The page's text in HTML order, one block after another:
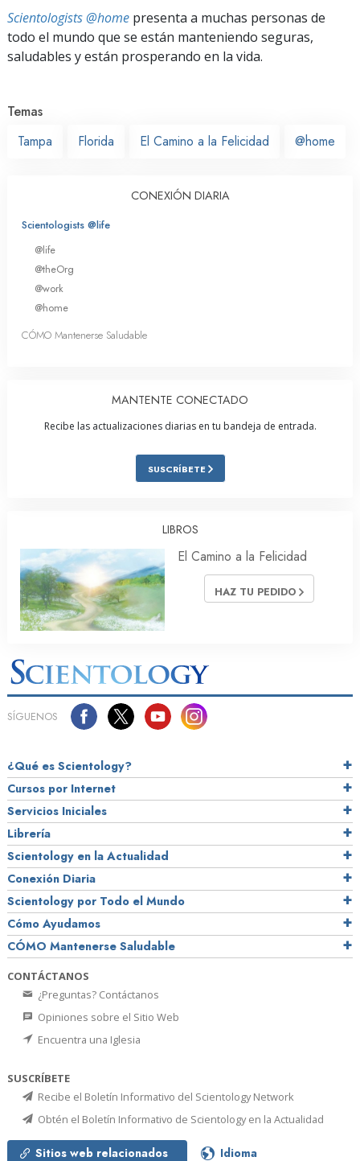
Scientologists @home presenta a muchas personas de
todo el mundo que se están manteniendo seguras,
saludables y están prosperando en la vida.
Temas
Tampa
Florida El Camino a la Felicidad @home
CONEXIÓN DIARIA
Scientologists @life
@life
@theOrg
@work
@home
CÓMO Mantenerse Saludable
MANTENTE CONECTADO
Recibe las actualizaciones diarias en tu bandeja de entrada.
SUSCRÍBETE
LIBROS
El Camino a la Felicidad
HAZ TU PEDIDO
SÍGUENOS
¿Qué es Scientology?
Cursos por Internet
Servicios Iniciales
Librería
Scientology en la Actualidad
Conexión Diaria
Scientology por Todo el Mundo
Cómo Ayudamos
CÓMO Mantenerse Saludable
CONTÁCTANOS
¿Preguntas? Contáctanos
Opiniones sobre el Sitio Web
Encuentra una Iglesia
SUSCRÍBETE
Recibe el Boletín Informativo del Scientology Network
Obtén el Boletín Informativo de Scientology en la Actualidad
Sitios web relacionados Idioma